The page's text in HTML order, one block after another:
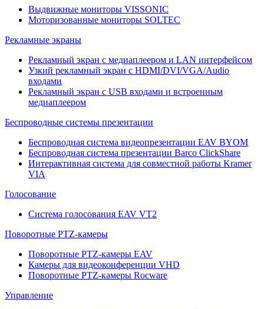
Выдвижные мониторы VISSONIC
Моторизованные мониторы SOLTEC
Рекламные экраны
Рекламный экран с медиаплеером и LAN интерфейсом
Узкий рекламный экран с HDMI/DVI/VGA/Audio
входами
Рекламный экран с USB входами и встроенным
медиаплеером
Беспроводные системы презентации
Беспроводная система видеопрезентации EAV BYOM
Беспроводная система презентации Barco ClickShare
Интерактивная система для совместной работы Kramer
VIA
Голосование
Система голосования EAV VT2
Поворотные PTZ-камеры
Поворотные PTZ-камеры EAV
Камеры для видеоконференции VHD
Поворотные PTZ-камеры Rocware
Управление